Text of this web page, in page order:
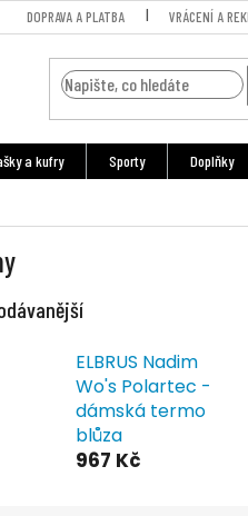
DOPRAVA A PLATBA VRÁCENÍ A
a kufry Sporty Doplňky
ELBRUS Nadim
Wo's Polartec -
dámská termo
blůza
967 Kč